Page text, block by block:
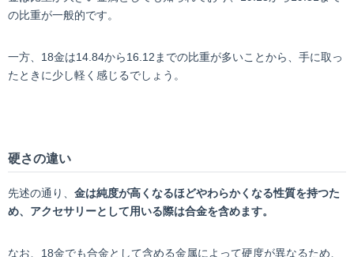
の比重が一般的です。
一方、18金は14.84から16.12までの比重が多いことから、手に取っ
たときに少し軽く感じるでしょう。
硬さの違い
先述の通り、 金は純度が高くなるほどやわらかくなる性質を持つた
め、アクセサリーとして用いる際は合金を含めます。
なお、18金でも合金として含める金属によって硬度が異なるため、